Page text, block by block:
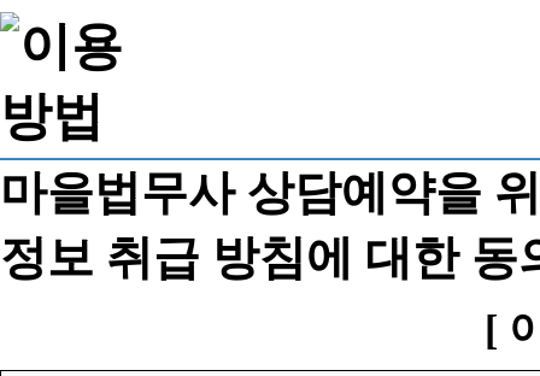
마을법무사 상담예약을
정보 취급 방침에 대한 동
[